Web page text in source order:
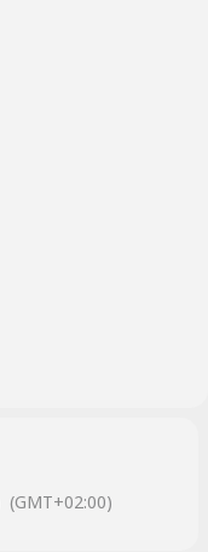
(GMT+02:00)